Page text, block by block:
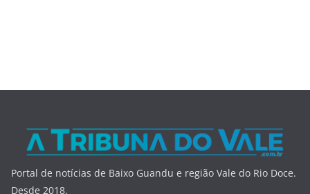
Portal de notícias de Baixo Guandu e região Vale do Rio Doce.
Desde 2018.